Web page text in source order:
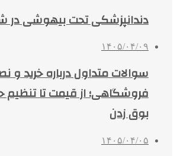
دندانپزشکی تحت بیهوشی در
۱۴۰۵/۰۴/۰۹
سوالات متداول درباره خرید
فروشگاهی؛ از قیمت تا
بوق زدن
۱۴۰۵/۰۴/۰۵